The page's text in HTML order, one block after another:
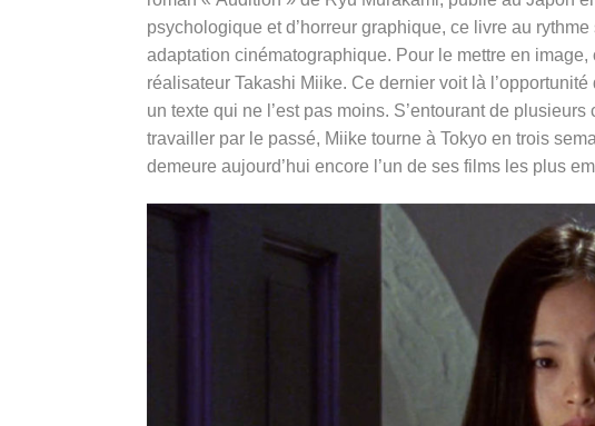
psychologique et d’horreur graphique, ce livre au
adaptation cinématographique. Pour le mettre en
réalisateur Takashi Miike. Ce dernier voit là
un texte qui ne l’est pas moins. S’entourant de
travailler par le passé, Miike tourne à Tokyo en trois
demeure aujourd’hui encore l’un de ses films les plus